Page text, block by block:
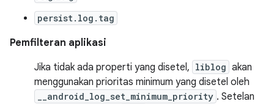
persist.log.tag
Pemfilteran aplikasi
Jika tidak ada properti yang disetel, liblog akan
menggunakan prioritas minimum yang disetel oleh
__android_log_set_minimum_priority . Setelan